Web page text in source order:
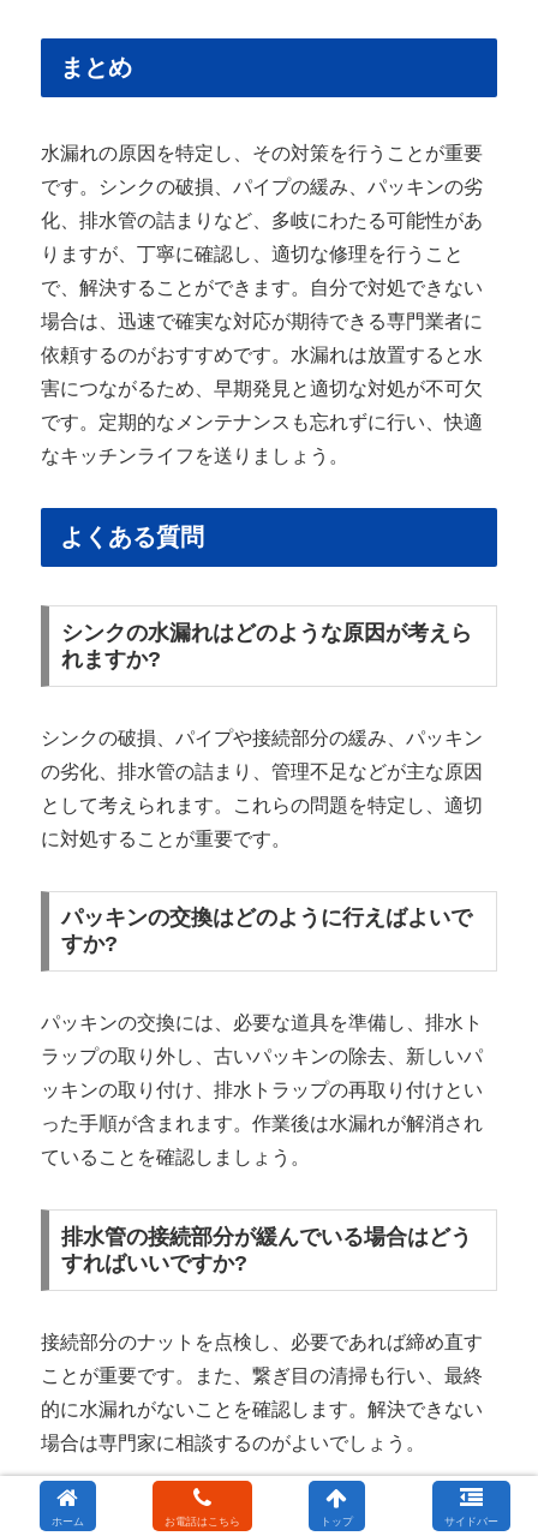
まとめ
水漏れの原因を特定し、その対策を行うことが重要
です。シンクの破損、パイプの緩み、パッキンの劣
化、排水管の詰まりなど、多岐にわたる可能性があ
りますが、丁寧に確認し、適切な修理を行うこと
で、解決することができます。自分で対処できない
場合は、迅速で確実な対応が期待できる専門業者に
依頼するのがおすすめです。水漏れは放置すると水
害につながるため、早期発見と適切な対処が不可欠
です。定期的なメンテナンスも忘れずに行い、快適
なキッチンライフを送りましょう。
よくある質問
シンクの水漏れはどのような原因が考えら
れますか?
シンクの破損、パイプや接続部分の緩み、パッキン
の劣化、排水管の詰まり、管理不足などが主な原因
として考えられます。これらの問題を特定し、適切
に対処することが重要です。
パッキンの交換はどのように行えばよいで
すか?
パッキンの交換には、必要な道具を準備し、排水ト
ラップの取り外し、古いパッキンの除去、新しいパ
ッキンの取り付け、排水トラップの再取り付けとい
った手順が含まれます。作業後は水漏れが解消され
ていることを確認しましょう。
排水管の接続部分が緩んでいる場合はどう
すればいいですか?
接続部分のナットを点検し、必要であれば締め直す
ことが重要です。また、繋ぎ目の清掃も行い、最終
的に水漏れがないことを確認します。解決できない
場合は専門家に相談するのがよいでしょう。
排水管の詰まりが原因の水漏れにはどのよ
ホーム お電話はこちら トップ サイドバー